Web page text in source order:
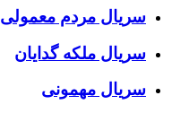
سریال مردم معمولی
سریال ملکه گدایان
سریال مهمونی